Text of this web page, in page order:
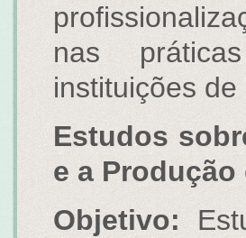
nas
instituições
Estudos
e a Produção
Objetivo: